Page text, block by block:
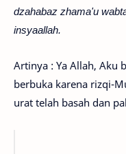
dzahabaz zhama'u
insyaallah.
Artinya : Ya Allah, Aku
berbuka karena rizqi-
urat telah basah dan